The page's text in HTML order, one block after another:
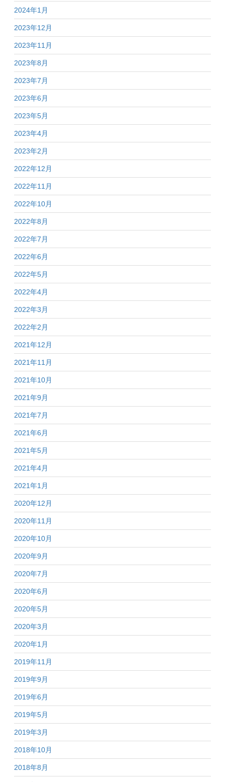
2024年1月
2023年12月
2023年11月
2023年8月
2023年7月
2023年6月
2023年5月
2023年4月
2023年2月
2022年12月
2022年11月
2022年10月
2022年8月
2022年7月
2022年6月
2022年5月
2022年4月
2022年3月
2022年2月
2021年12月
2021年11月
2021年10月
2021年9月
2021年7月
2021年6月
2021年5月
2021年4月
2021年1月
2020年12月
2020年11月
2020年10月
2020年9月
2020年7月
2020年6月
2020年5月
2020年3月
2020年1月
2019年11月
2019年9月
2019年6月
2019年5月
2019年3月
2018年10月
2018年8月